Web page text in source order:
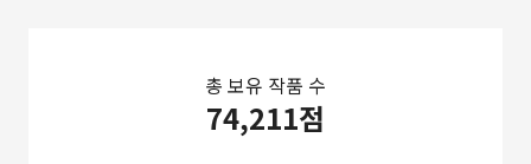
총 보유 작품 수
74,211점